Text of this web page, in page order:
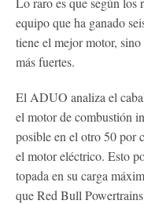
equipo que ha ganado
tiene el mejor motor,
más fuertes.
El ADUO analiza el
el motor de combustión
posible en el otro 50 por
el motor eléctrico. Esto
topada en su carga
que Red Bull